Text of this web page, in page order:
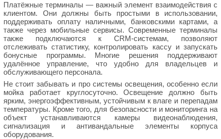
Платёжные терминалы — важный элемент взаимодействия с
клиентом. Они должны быть простыми в использовании,
поддерживать оплату наличными, банковскими картами, а
также через мобильные сервисы. Современные терминалы
также подключаются к CRM-системам, позволяют
отслеживать статистику, контролировать кассу и запускать
бонусные программы. Многие решения поддерживают
удалённое управление, что удобно для владельцев и
обслуживающего персонала.
Не стоит забывать и про системы освещения, особенно если
мойка работает круглосуточно. Освещение должно быть
ярким, энергоэффективным, устойчивым к влаге и перепадам
температуры. Кроме того, для безопасности и мониторинга на
объект устанавливаются камеры видеонаблюдения,
сигнализация и антивандальные элементы корпуса
оборудования.